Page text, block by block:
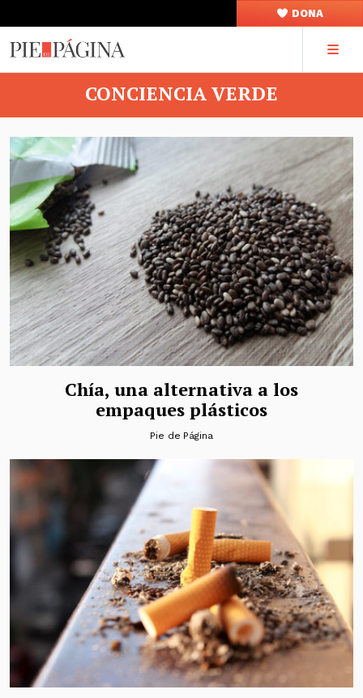
DONA
CONCIENCIA VERDE
Chía, una alternativa a los
empaques plásticos
Pie de Página